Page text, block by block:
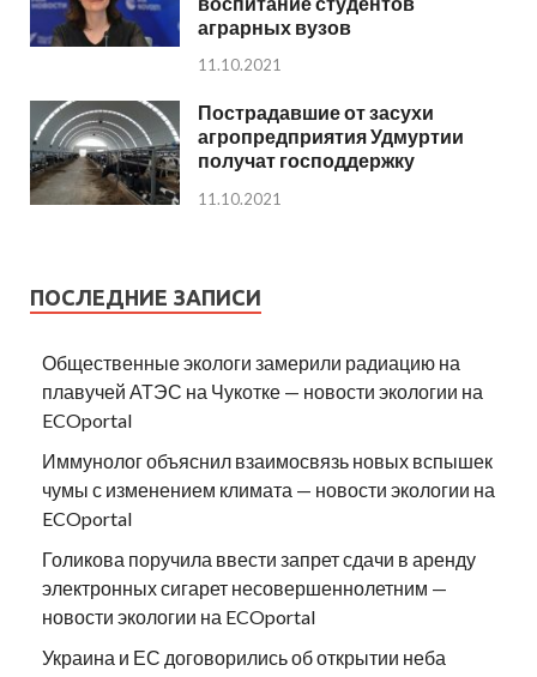
аграрных вузов
11.10.2021
Пострадавшие от засухи
агропредприятия Удмуртии
получат господдержку
11.10.2021
ПОСЛЕДНИЕ ЗАПИСИ
Общественные экологи замерили радиацию на
плавучей АТЭС на Чукотке — новости экологии на
ECOportal
Иммунолог объяснил взаимосвязь новых вспышек
чумы с изменением климата — новости экологии на
ECOportal
Голикова поручила ввести запрет сдачи в аренду
электронных сигарет несовершеннолетним —
новости экологии на ECOportal
Украина и ЕС договорились об открытии неба